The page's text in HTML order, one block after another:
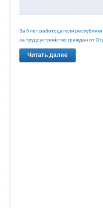
За 5 лет работодатели
за трудоустройство граждан от
Читать далее